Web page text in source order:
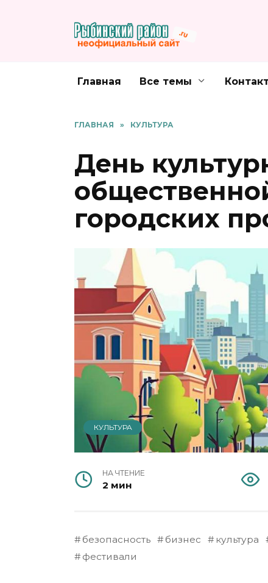
Главная Все темы
ГЛАВНАЯ » КУЛЬТУРА
День
городских
КУЛЬТУРА
НА ЧТЕНИЕ
2 мин
безопасность бизнес культура
фестивали